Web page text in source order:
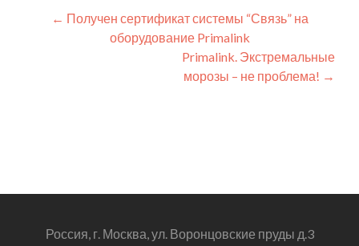
Post navigation
← Получен сертификат системы “Связь” на
оборудование Primalink
Primalink. Экстремальные
морозы – не проблема! →
Россия, г. Москва, ул. Воронцовские пруды д.3